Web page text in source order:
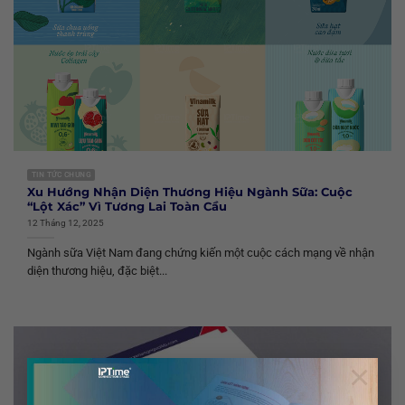
×
TIN TỨC CHUNG
Xu Hướng Nhận Diện Thương Hiệu Ngành Sữa: Cuộc
“Lột Xác” Vì Tương Lai Toàn Cầu
12 Tháng 12, 2025
Ngành sữa Việt Nam đang chứng kiến một cuộc cách mạng về nhận
diện thương hiệu, đặc biệt...